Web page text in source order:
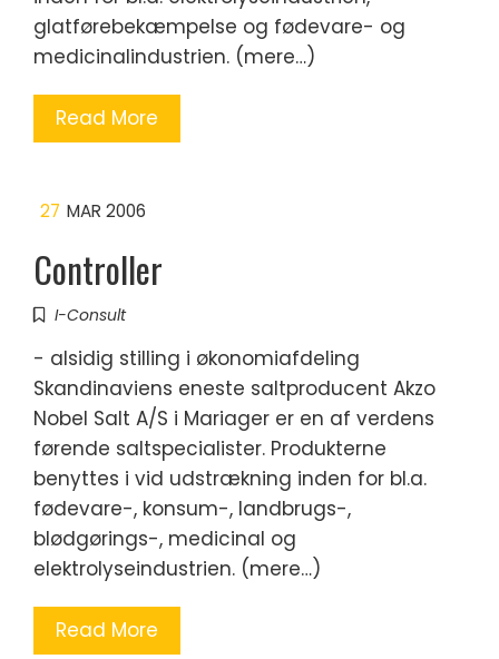
glatførebekæmpelse og fødevare- og
medicinalindustrien. (mere…)
Read More
27 MAR 2006
Controller
I-Consult
- alsidig stilling i økonomiafdeling
Skandinaviens eneste saltproducent Akzo
Nobel Salt A/S i Mariager er en af verdens
førende saltspecialister. Produkterne
benyttes i vid udstrækning inden for bl.a.
fødevare-, konsum-, landbrugs-,
blødgørings-, medicinal og
elektrolyseindustrien. (mere…)
Read More